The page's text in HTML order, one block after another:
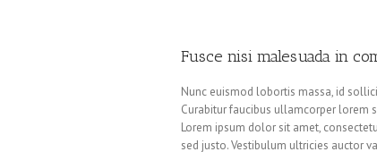
Fusce nisi malesuada in
Nunc euismod lobortis massa, id
Curabitur faucibus ullamcorper lorem
Lorem ipsum dolor sit amet,
sed justo. Vestibulum ultricies auctor